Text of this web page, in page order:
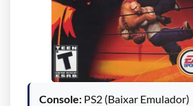
Console: PS2 (Baixar Emulador)